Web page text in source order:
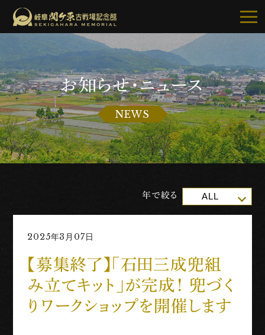
記念館について
ご利用案内
お知らせ
世界三大古戦場
1階映像展示予約
お知らせ・ニュース
NEWS
年で絞る ALL
2025年3月07日
【募集終了】「石田三成兜組
み立てキット」が完成！ 兜づく
りワークショップを開催します